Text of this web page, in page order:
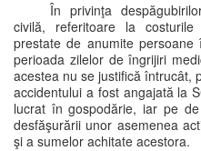
În privinţa
civilă, referitoare la
prestate de anumite
perioada zilelor de îngrijiri
acestea nu se justifică întrucât,
accidentului a fost angajată la
lucrat în gospodărie, iar pe
desfăşurării unor asemenea
şi a sumelor achitate acestora.